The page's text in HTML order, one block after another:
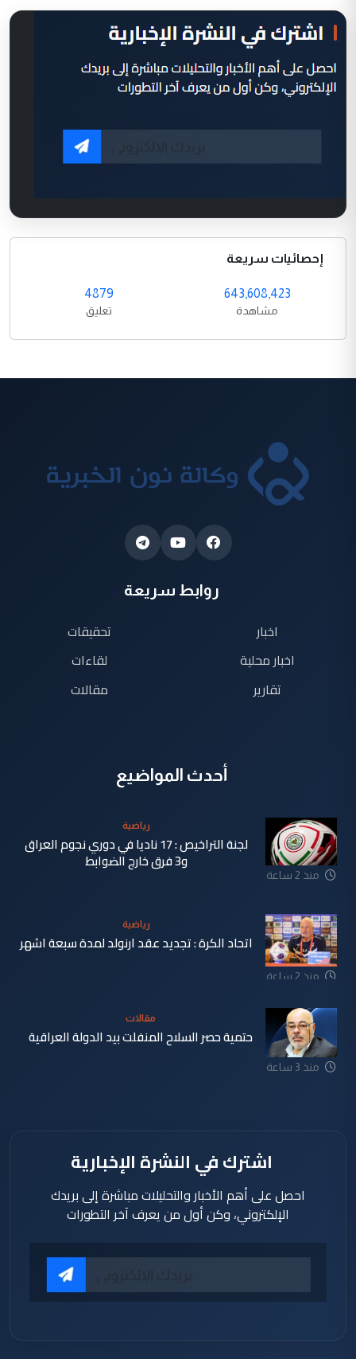
إحصائيات سريعة
643,608,423
مشاهدة
4879
تعليق
روابط سريعة
اخبار
اخبار محلية
تقارير
تحقيقات
لقاءات
مقالات
أحدث المواضيع
منذ 2 ساعة
رياضية
لجنة التراخيص : 17 ناديا في دوري نجوم العراق
و3 فرق خارج الضوابط
منذ 2 ساعة
رياضية
اتحاد الكرة : تجديد عقد ارنولد لمدة سبعة اشهر
منذ 3 ساعة
مقالات
حتمية حصر السلاح المنفلت بيد الدولة العراقية
اشترك في النشرة الإخبارية
احصل على أهم الأخبار والتحليلات مباشرة إلى بريدك
الإلكتروني، وكن أول من يعرف آخر التطورات